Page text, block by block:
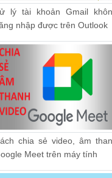
lý tài khoản Gmail
nhập được trên Outlook
chia sẻ video, âm
Meet trên máy tính